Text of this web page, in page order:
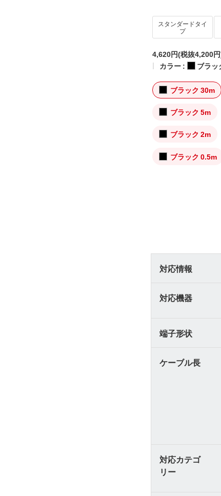
スタンダードタイ
プ
4,620円(税抜4,200
カラー :
ブラッ
ブラック 30m
ブラック 5m
ブラック 2m
ブラック 0.5m
対応情報
対応機器
端子形状
ケーブル長
対応カテゴ
リー